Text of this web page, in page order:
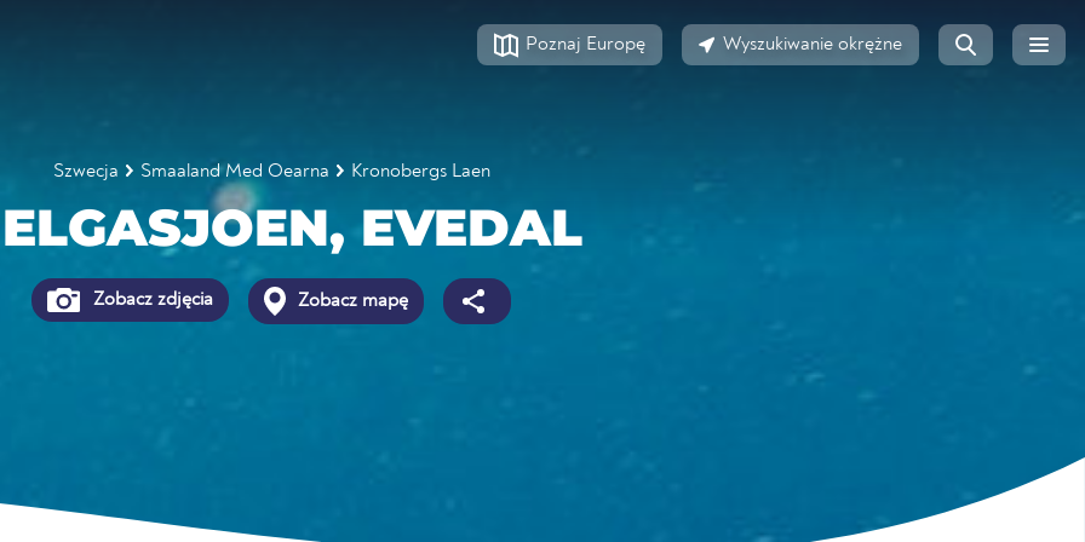
Poznaj Europę Wyszukiwanie okrężne
Szwecja Smaaland Med Oearna Kronobergs Laen
EVEDAL
Zobacz zdjęcia Zobacz mapę